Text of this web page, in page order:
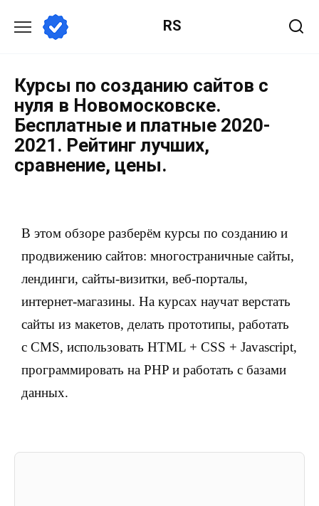
RS
Курсы по созданию сайтов с
нуля в Новомосковске.
Бесплатные и платные 2020-
2021. Рейтинг лучших,
сравнение, цены.
В этом обзоре разберём курсы по созданию и
продвижению сайтов: многостраничные сайты,
лендинги, сайты-визитки, веб-порталы,
интернет-магазины. На курсах научат верстать
сайты из макетов, делать прототипы, работать
с CMS, использовать HTML + CSS + Javascript,
программировать на PHP и работать с базами
данных.